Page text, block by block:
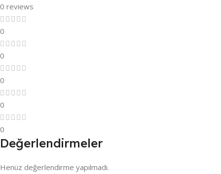
0 reviews
0
0
0
0
0
Değerlendirmeler
Henüz değerlendirme yapılmadı.